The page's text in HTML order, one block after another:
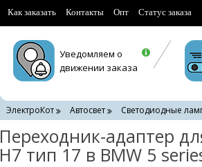
Как заказать Контакты Опт Статус заказа
Уведомляем о
движении заказа
ЭлектроКот Автосвет Светодиодные
Переходник-адаптер
H7 тип 17 в BMW 5